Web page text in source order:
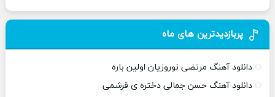
پربازدیدترین های ماه
دانلود آهنگ مرتضی نوروزیان اولین باره
دانلود آهنگ حسن جمالی دختره ی قرشمی